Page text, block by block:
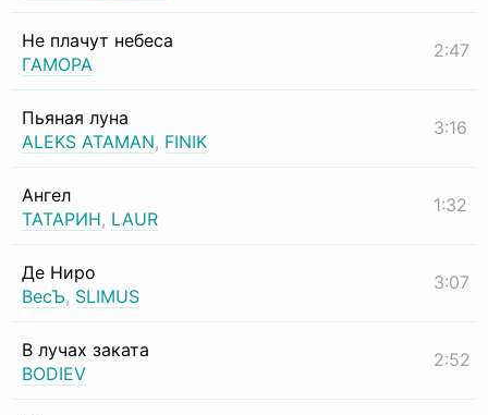
Не плачут небеса
ГАМОРА
2:47
Пьяная луна
ALEKS ATAMAN, FINIK
3:16
Ангел
ТАТАРИН, LAUR
1:32
Де Ниро
ВесЪ, SLIMUS
3:07
В лучах заката
BODIEV
2:52